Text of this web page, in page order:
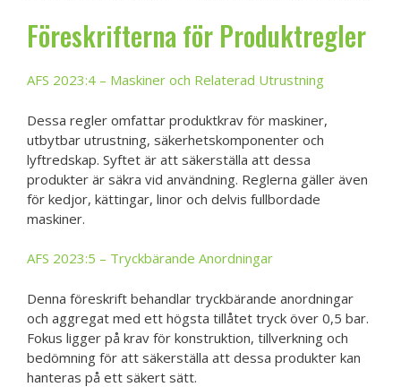
Föreskrifterna för Produktregler
AFS 2023:4 – Maskiner och Relaterad Utrustning
Dessa regler omfattar produktkrav för maskiner,
utbytbar utrustning, säkerhetskomponenter och
lyftredskap. Syftet är att säkerställa att dessa
produkter är säkra vid användning. Reglerna gäller även
för kedjor, kättingar, linor och delvis fullbordade
maskiner.
AFS 2023:5 – Tryckbärande Anordningar
Denna föreskrift behandlar tryckbärande anordningar
och aggregat med ett högsta tillåtet tryck över 0,5 bar.
Fokus ligger på krav för konstruktion, tillverkning och
bedömning för att säkerställa att dessa produkter kan
hanteras på ett säkert sätt.